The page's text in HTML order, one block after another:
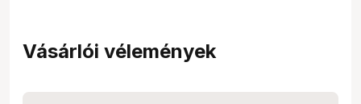
Vásárlói vélemények